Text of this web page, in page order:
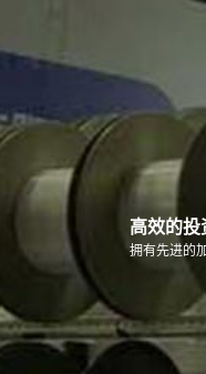
高效的投
拥有先进的